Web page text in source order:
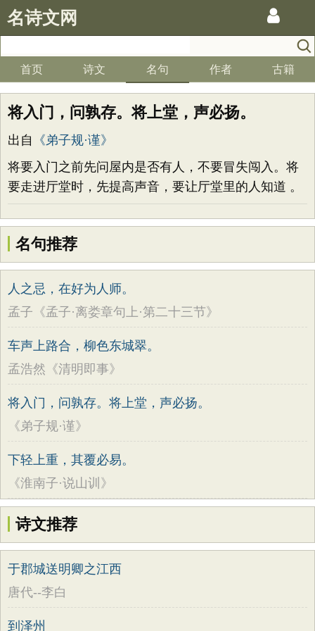
名诗文网
首页 诗文 名句 作者 古籍
将入门，问孰存。将上堂，声必扬。
出自
《弟子规·谨》
将要入门之前先问屋内是否有人，不要冒失闯入。将
要走进厅堂时，先提高声音，要让厅堂里的人知道 。
名句推荐
人之忌，在好为人师。
孟子《孟子·离娄章句上·第二十三节》
车声上路合，柳色东城翠。
孟浩然《清明即事》
将入门，问孰存。将上堂，声必扬。
《弟子规·谨》
下轻上重，其覆必易。
《淮南子·说山训》
诗文推荐
于郡城送明卿之江西
唐代--李白
到泽州